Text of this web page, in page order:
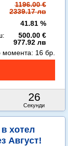
1196.00 €
2339.17 лв
41.81 %
500.00 €
977.92 лв
25
Секунди
момента: 16 бр.
хотел
Август!